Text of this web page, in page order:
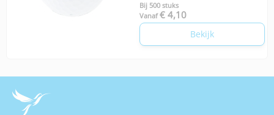
Bij 500 stuks
Vanaf € 4,10
Bekijk